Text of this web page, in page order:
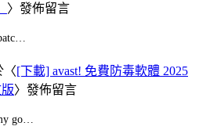
〉發佈留言
〈[下載] avast! 免費防毒軟體 2025
〉發佈留言
go…